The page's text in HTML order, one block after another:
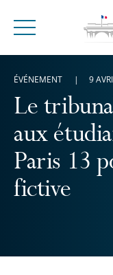
Menu
Le
aux
Paris 13
fictive
ÉVÉNEMENT 9